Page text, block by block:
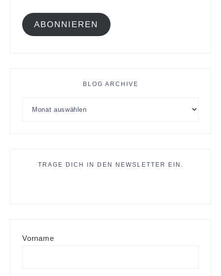
ABONNIEREN
BLOG ARCHIVE
TRAGE DICH IN DEN NEWSLETTER EIN.
Vorname